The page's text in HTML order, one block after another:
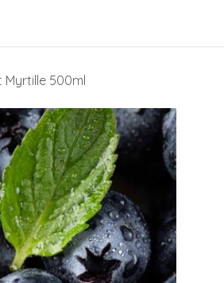
Myrtille 500ml